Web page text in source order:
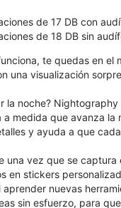
de 17 DB con
de 18 DB sin
te quedas en el
una visualización
la noche?
medida que avanza la
y ayuda a que
una vez que se captura
en stickers
nuevas
sin esfuerzo, para